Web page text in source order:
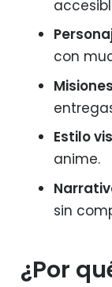
con
Estilo
anime.
sin
¿Por